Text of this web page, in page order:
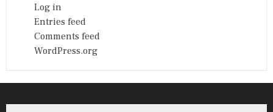
Log in
Entries feed
Comments feed
WordPress.org